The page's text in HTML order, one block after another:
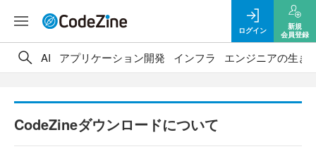
ログイン
新規
会員登録
AI アプリケーション開発 インフラ エンジニアの生き
CodeZineダウンロードについて